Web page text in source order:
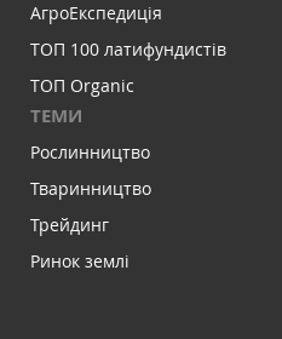
АгроЕкспедиція
ТОП 100 латифундистів
ТОП Organic
ТЕМИ
Рослинництво
Тваринництво
Трейдинг
Ринок землі